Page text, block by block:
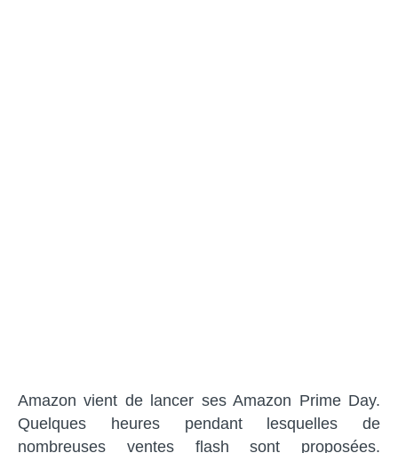
Amazon vient de lancer ses Amazon Prime Day.
Quelques heures pendant lesquelles de
nombreuses ventes flash sont proposées.